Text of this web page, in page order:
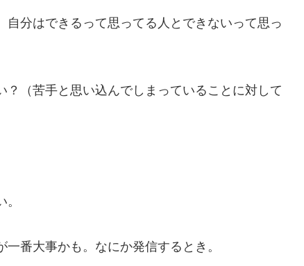
分はできるって思ってる人とできないって思っ
？（苦手と思い込んでしまっていることに対して
番大事かも。なにか発信するとき。